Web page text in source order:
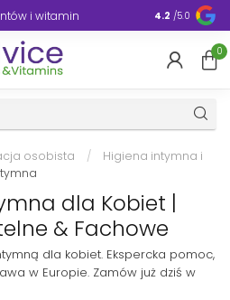
i witamin 4.2 /5.0
0
osobista /
Higiena intymna i
dla Kobiet |
& Fachowe
dla kobiet. Ekspercka pomoc,
w Europie. Zamów już dziś w